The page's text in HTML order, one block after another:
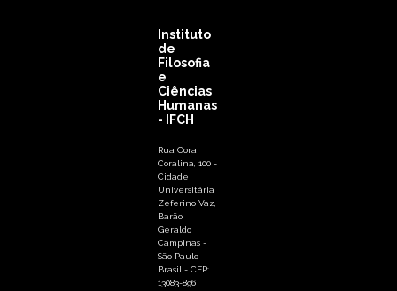
Instituto
de
Filosofia
e
Ciências
Humanas
- IFCH
Rua Cora
Coralina, 100 -
Cidade
Universitária
Zeferino Vaz,
Barão
Geraldo
Campinas -
São Paulo -
Brasil - CEP:
13083-896